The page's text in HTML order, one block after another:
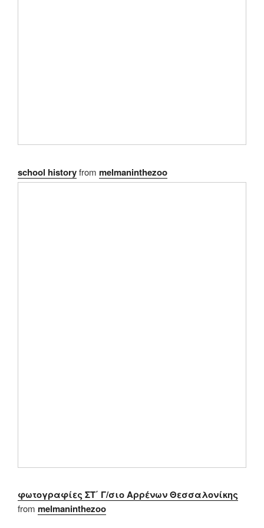
school historyfrom melmaninthezoo
φωτογραφίες ΣΤ΄ Γ/σιο Αρρένων Θεσσαλονίκης
from melmaninthezoo